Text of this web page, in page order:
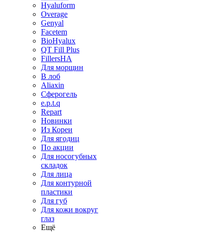
Hyaluform
Overage
Genyal
Facetem
BioHyalux
QT Fill Plus
FillersHA
Для морщин
В лоб
Aliaxin
Сферогель
e.p.t.q
Repart
Новинки
Из Кореи
Для ягодиц
По акции
Для носогубных
складок
Для лица
Для контурной
пластики
Для губ
Для кожи вокруг
глаз
Ещё